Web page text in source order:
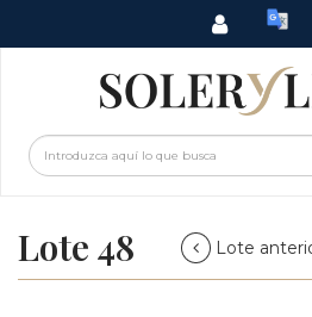
Lote 48 Lote